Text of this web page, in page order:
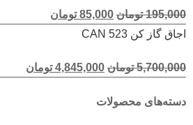
امتیاز5.00
از 5
195,000 تومان 85,000 تومان
اجاق گاز کن CAN 523
امتیاز5.00
از 5
5,700,000 تومان 4,845,000 تومان
دسته‌های محصولات